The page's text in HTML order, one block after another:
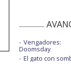
Vengadores:
Doomsday
El gato con